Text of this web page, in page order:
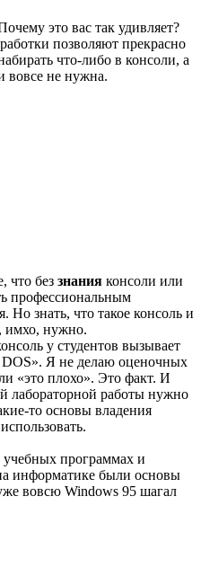
это вас так удивляет?
позволяют прекрасно
что-либо в консоли, а
вовсе не нужна.
что без знания консоли или
профессиональным
Но знать, что такое консоль и
имхо, нужно.
у студентов вызывает
DOS». Я не делаю оценочных
«это плохо». Это факт. И
лабораторной работы нужно
то основы владения
учебных программах и
информатике были основы
вовсю Windows 95 шагал